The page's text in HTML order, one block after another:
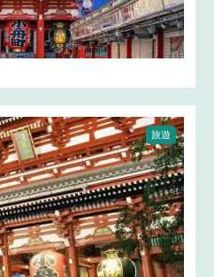
旅遊